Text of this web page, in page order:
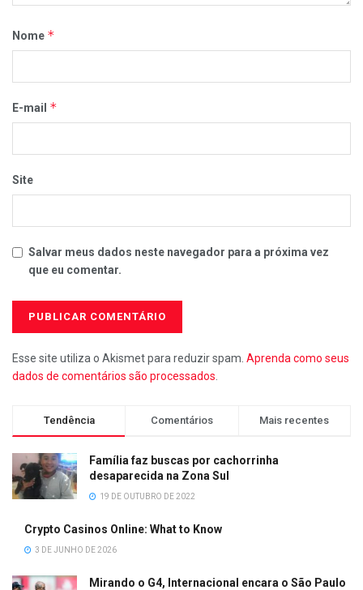
Nome *
E-mail *
Site
Salvar meus dados neste navegador para a próxima vez
que eu comentar.
Esse site utiliza o Akismet para reduzir spam. Aprenda como seus
dados de comentários são processados
Tendência Comentários Mais recentes
Família faz buscas por cachorrinha
desaparecida na Zona Sul
19 DE OUTUBRO DE 2022
Crypto Casinos Online: What to Know
3 DE JUNHO DE 2026
Mirando o G4, Internacional encara o São Paulo